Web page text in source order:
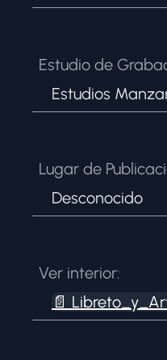
Estudio de
Estudios
Lugar de
Desconocido
Ver interior:
📄